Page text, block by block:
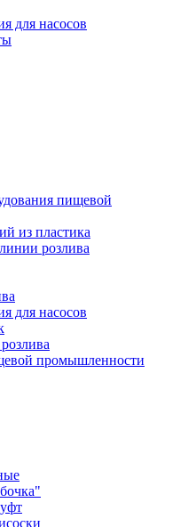
для насосов
пищевой
из пластика
розлива
для насосов
промышленности